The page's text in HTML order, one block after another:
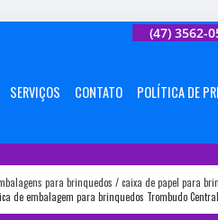
(47) 3562-
SERVIÇOS CONTATO POLÍTICA DE
para brinquedos
caixa de papel para
de embalagem para brinquedos Trombudo Central